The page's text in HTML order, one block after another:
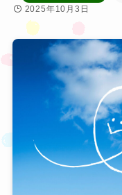
2025年10月3日